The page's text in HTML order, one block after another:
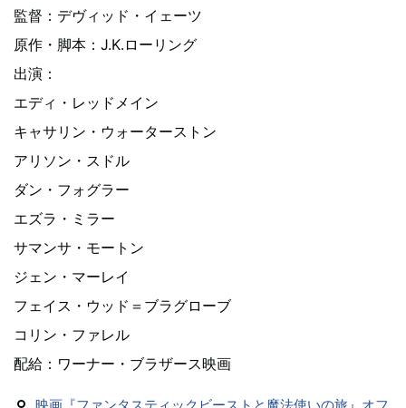
監督：デヴィッド・イェーツ
原作・脚本：J.K.ローリング
出演：
エディ・レッドメイン
キャサリン・ウォーターストン
アリソン・スドル
ダン・フォグラー
エズラ・ミラー
サマンサ・モートン
ジェン・マーレイ
フェイス・ウッド＝ブラグローブ
コリン・ファレル
配給：ワーナー・ブラザース映画